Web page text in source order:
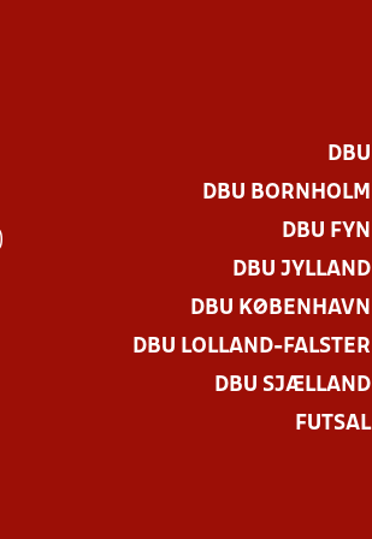
DBU
DBU BORNHOLM
DBU FYN
DBU JYLLAND
DBU KØBENHAVN
DBU LOLLAND-FALSTER
DBU SJÆLLAND
FUTSAL